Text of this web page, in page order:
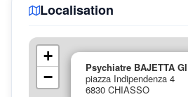
Localisation
Psychiatre BAJETTA
piazza Indipendenza 4
6830 CHIASSO
+
−